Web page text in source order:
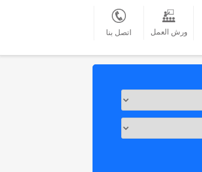
ورش العمل اتصل بنا